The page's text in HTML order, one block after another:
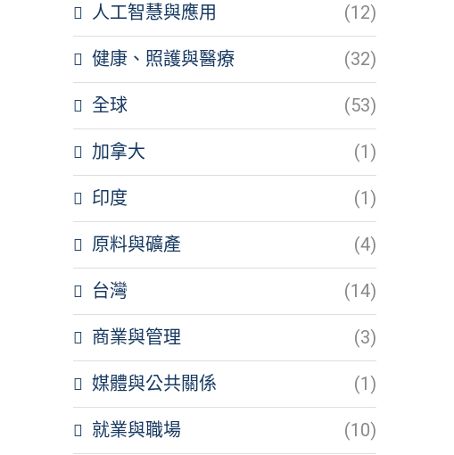
人工智慧與應用 (12)
健康、照護與醫療 (32)
全球 (53)
加拿大 (1)
印度 (1)
原料與礦產 (4)
台灣 (14)
商業與管理 (3)
媒體與公共關係 (1)
就業與職場 (10)